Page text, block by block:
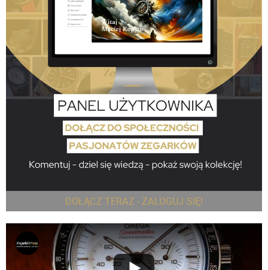
DOŁĄCZ TERAZ - ZALOGUJ SIĘ!